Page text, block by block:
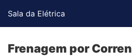
Sala da Elétrica
Frenagem por